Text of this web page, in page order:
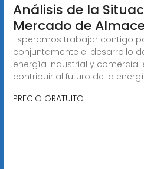
Análisis de la
Mercado de
Esperamos trabajar contigo
conjuntamente el desarrollo
energía industrial y comercial
contribuir al futuro de la
PRECIO GRATUITO